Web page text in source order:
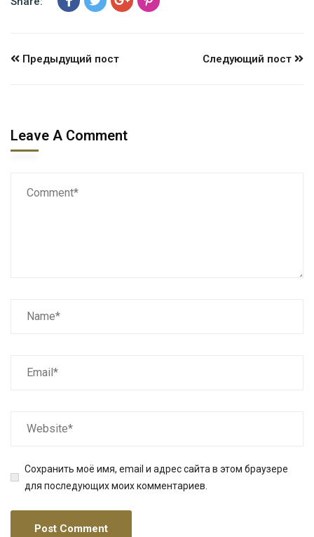
Предыдущий пост Следующий пост
Leave A Comment
Сохранить моё имя, email и адрес сайта в этом браузере
для последующих моих комментариев.